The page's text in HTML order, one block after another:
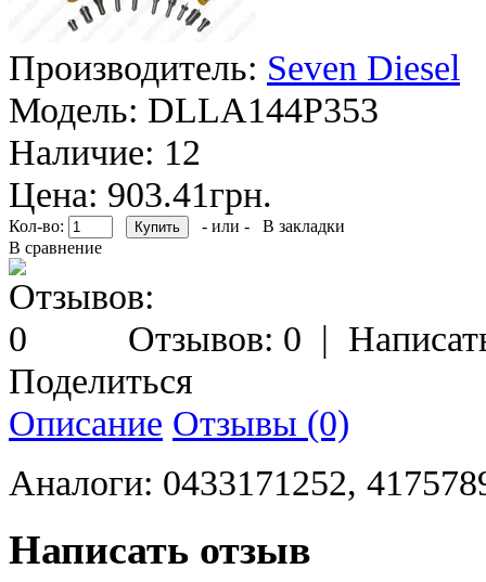
Производитель: Seven Diesel
Модель: DLLA144P353
Наличие: 12
Цена: 903.41грн.
Кол-во: - или -
В закладки
В сравнение
Отзывов: 0 |
Поделиться
Описание Отзывы (0)
Аналоги: 0433171252,
Написать отзыв